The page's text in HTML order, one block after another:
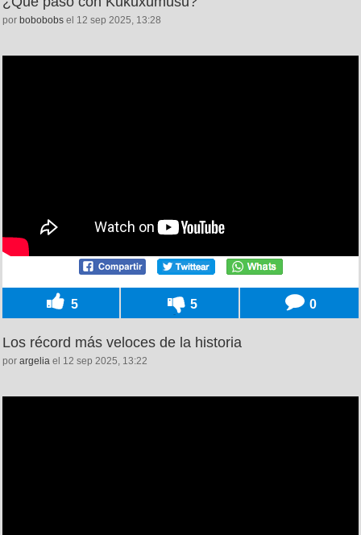
por bobobobs el 12 sep 2025, 13:28
5 5 0
Los récord más veloces de la historia
por argelia el 12 sep 2025, 13:22